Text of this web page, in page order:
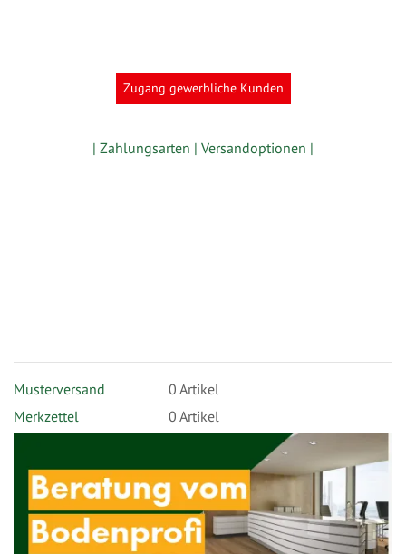
Zugang gewerbliche Kunden
| Zahlungsarten | Versandoptionen |
Musterversand 0 Artikel
Merkzettel
0 Artikel